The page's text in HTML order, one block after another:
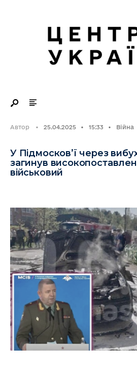
Автор • 25.04.2025 • 15:33 • Війна
У Підмосков’ї через
загинув
військовий